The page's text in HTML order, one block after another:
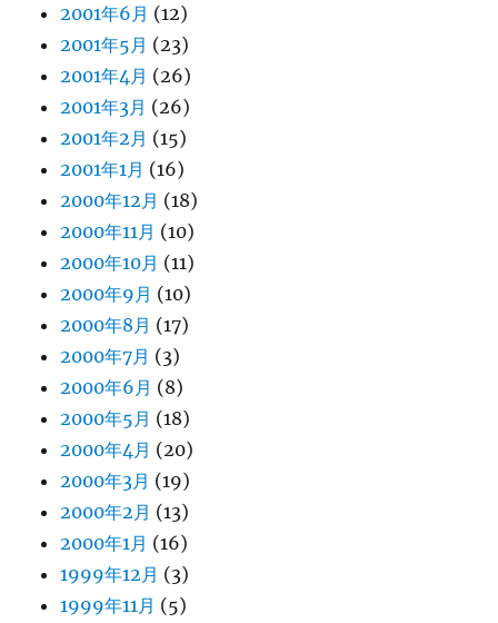
2001年6月 (12)
2001年5月 (23)
2001年4月 (26)
2001年3月 (26)
2001年2月 (15)
2001年1月 (16)
2000年12月 (18)
2000年11月 (10)
2000年10月 (11)
2000年9月 (10)
2000年8月 (17)
2000年7月 (3)
2000年6月 (8)
2000年5月 (18)
2000年4月 (20)
2000年3月 (19)
2000年2月 (13)
2000年1月 (16)
1999年12月 (3)
1999年11月 (5)